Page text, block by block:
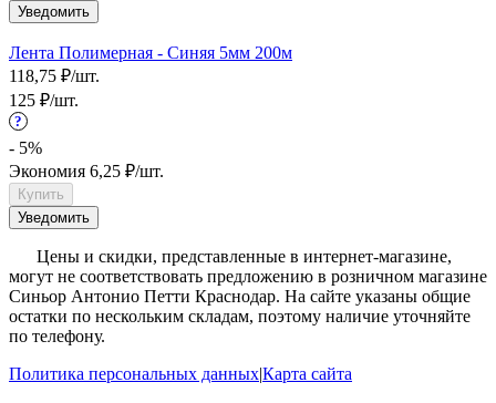
Уведомить
Лента Полимерная - Синяя 5мм 200м
118,75 ₽/шт.
125 ₽/шт.
?
- 5%
Экономия 6,25 ₽/шт.
Купить
Уведомить
Цены и скидки, представленные в интернет-магазине,
могут не соответствовать предложению в розничном магазине
Синьор Антонио Петти Краснодар. На сайте указаны общие
остатки по нескольким складам, поэтому наличие уточняйте
по телефону.
Политика персональных данных|Карта сайта